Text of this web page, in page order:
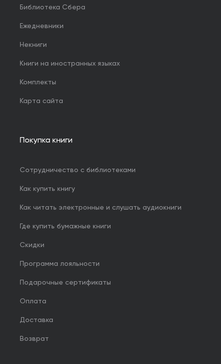
Библиотека Сбера
Ежедневники
Некниги
Книги на иностранных языках
Комплекты
Карта сайта
Покупка книги
Сотрудничество с библиотеками
Как купить книгу
Как читать электронные и слушать аудиокниги
Где купить бумажные книги
Скидки
Программа лояльности
Подарочные сертификаты
Оплата
Доставка
Возврат